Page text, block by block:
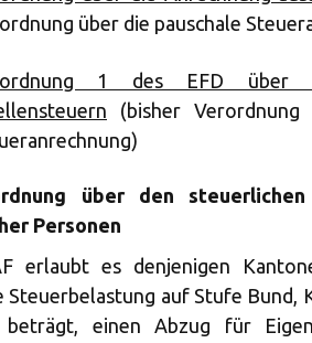
über die pauschale
1 des EFD über
(bisher
über den
Personen
erlaubt es denjenigen
auf Stufe Bund,
beträgt, einen Abzug für